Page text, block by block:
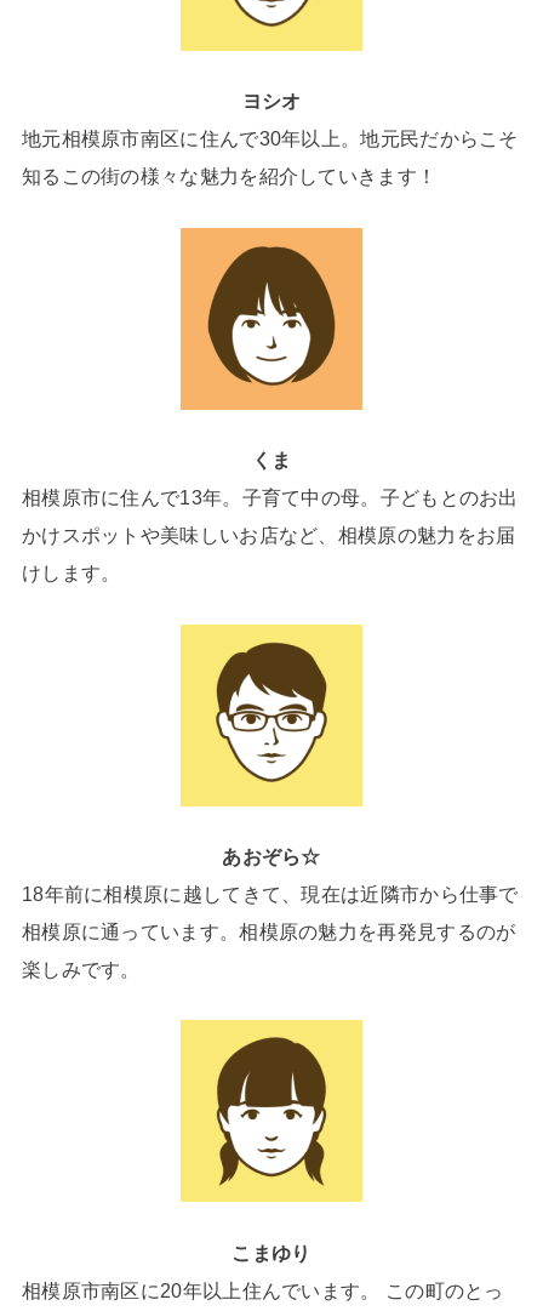
ヨシオ
地元相模原市南区に住んで30年以上。地元民だからこそ
知るこの街の様々な魅力を紹介していきます！
くま
相模原市に住んで13年。子育て中の母。子どもとのお出
かけスポットや美味しいお店など、相模原の魅力をお届
けします。
あおぞら☆
18年前に相模原に越してきて、現在は近隣市から仕事で
相模原に通っています。相模原の魅力を再発見するのが
楽しみです。
こまゆり
相模原市南区に20年以上住んでいます。 この町のとっ